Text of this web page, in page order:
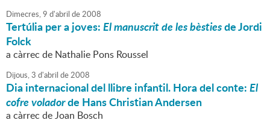
Dimecres,9 d'abril de2008
Tertúlia per a joves:El manuscrit de les bèstiesde Jordi
Folck
a càrrec de Nathalie Pons Roussel
Dijous,3 d'abril de2008
Dia internacional del llibre infantil. Hora del conte:El
cofre voladorde Hans Christian Andersen
a càrrec de Joan Bosch